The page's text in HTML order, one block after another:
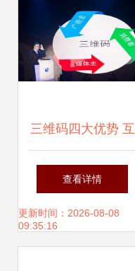
三维码四大优势 互
联网背景下企业多
元化营销的利器
查看详情
更新时间：2026-08-08
09:35:16